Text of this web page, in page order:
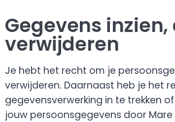
Gegevens
verwijderen
Je hebt het recht om je
verwijderen. Daarnaast heb je het
gegevensverwerking in te trekken
jouw persoonsgegevens door